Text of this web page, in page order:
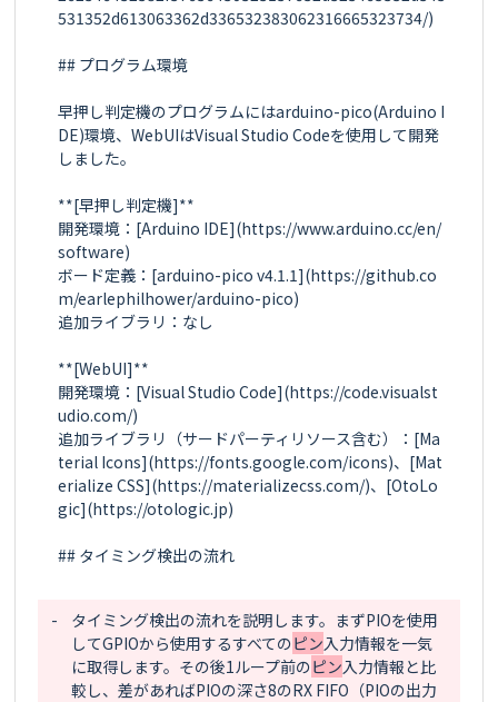
531352d613063362d336532383062316665323734/)
## プログラム環境
早押し判定機のプログラムにはarduino-pico(Arduino I
DE)環境、WebUIはVisual Studio Codeを使用して開発
しました。
**[早押し判定機]**
開発環境：[Arduino IDE](https://www.arduino.cc/en/
software)
ボード定義：[arduino-pico v4.1.1](https://github.co
m/earlephilhower/arduino-pico)
追加ライブラリ：なし
**[WebUI]**
開発環境：[Visual Studio Code](https://code.visualst
udio.com/)
追加ライブラリ（サードパーティリソース含む）：[Ma
terial Icons](https://fonts.google.com/icons)、[Mat
erialize CSS](https://materializecss.com/)、[OtoLo
gic](https://otologic.jp)
## タイミング検出の流れ
-
タイミング検出の流れを説明します。まずPIOを使用
してGPIOから使用するすべてのピン入力情報を一気
に取得します。その後1ループ前のピン入力情報と比
較し、差があればPIOの深さ8のRX FIFO（PIOの出力